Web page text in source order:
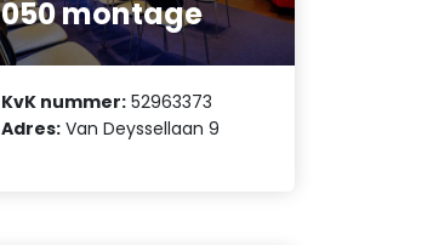
050 montage
KvK nummer: 52963373
Adres: Van Deyssellaan 9